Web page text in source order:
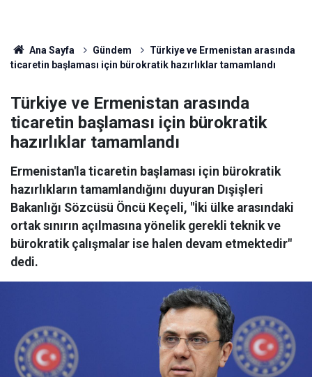
Ana Sayfa Gündem
Türkiye ve Ermenistan arasında
ticaretin başlaması için bürokratik hazırlıklar tamamlandı
Türkiye ve Ermenistan arasında
ticaretin başlaması için bürokratik
hazırlıklar tamamlandı
Ermenistan'la ticaretin başlaması için bürokratik
hazırlıkların tamamlandığını duyuran Dışişleri
Bakanlığı Sözcüsü Öncü Keçeli, "İki ülke arasındaki
ortak sınırın açılmasına yönelik gerekli teknik ve
bürokratik çalışmalar ise halen devam etmektedir"
dedi.